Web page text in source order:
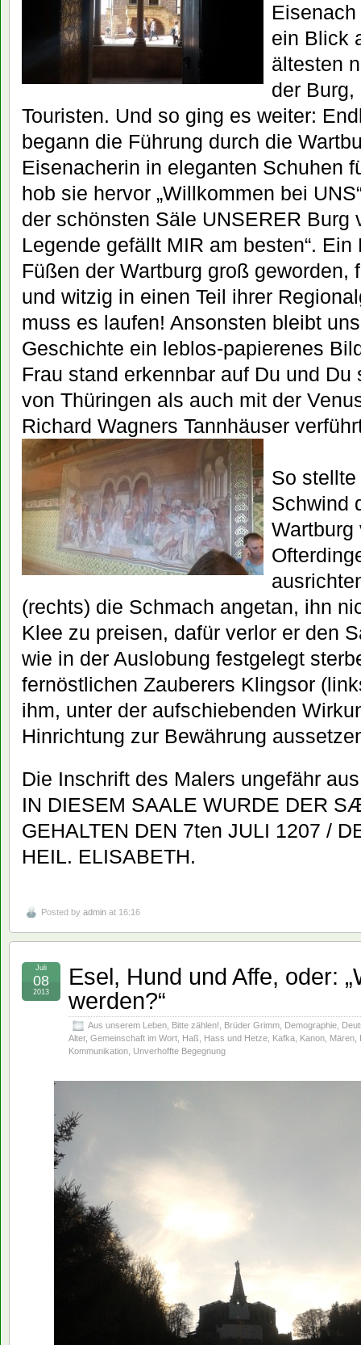
ein Blick
ältesten
der
Touristen. Und so ging es weiter:
begann die Führung durch die
Eisenacherin in eleganten Schuhen
hob sie hervor „Willkommen bei
der schönsten Säle UNSERER Burg
Legende gefällt MIR am besten“.
Füßen der Wartburg groß geworden,
und witzig in einen Teil ihrer
muss es laufen! Ansonsten bleibt
Geschichte ein leblos-papierenes
Frau stand erkennbar auf Du und
von Thüringen als auch mit der
Richard Wagners Tannhäuser
So
Schwind
Wartburg
(rechts) die Schmach angetan, ihn
Klee zu preisen, dafür verlor er den
wie in der Auslobung festgelegt
fernöstlichen Zauberers Klingsor
ihm, unter der aufschiebenden
Hinrichtung zur Bewährung
Die Inschrift des Malers ungefähr
IN DIESEM SAALE WURDE DER
GEHALTEN DEN 7ten JULI 1207 /
HEIL. ELISABETH.
Posted by admin at 16:16
Esel, Hund und Affe, oder:
werden?“
Aus unserem Leben Bitte zählen! Brüder Grimm Demographie
Alter, Gemeinschaft im Wort Haß Hass und Hetze Kafka Kanon Mären
Kommunikation Unverhoffte Begegnung
Juli
08
2013